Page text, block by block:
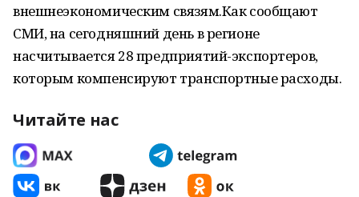
внешнеэкономическим связям.Как сообщают
СМИ, на сегодняшний день в регионе
насчитывается 28 предприятий-экспортеров,
которым компенсируют транспортные расходы.
Читайте нас